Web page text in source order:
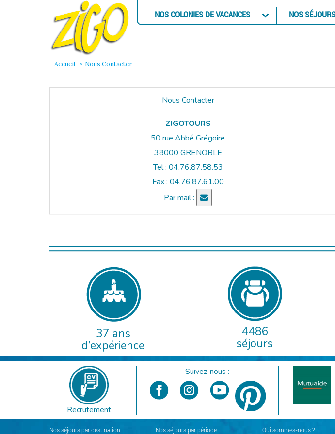
NOS COLONIES DE VACANCES NOS
Accueil Nous Contacter
Nous Contacter
ZIGOTOURS
50 rue Abbé Grégoire
38000 GRENOBLE
Tel : 04.76.87.58.53
Fax : 04.76.87.61.00
Par mail :
37 ans
d’expérience
4486
séjours
Recrutement
Suivez-nous :
Nos séjours par destination Nos séjours par période Qui sommes-nous ?